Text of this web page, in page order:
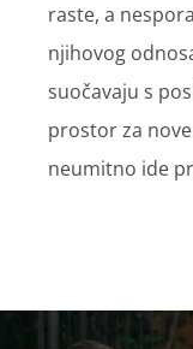
raste, a
njihovog
suočavaju s
prostor za
neumitno ide